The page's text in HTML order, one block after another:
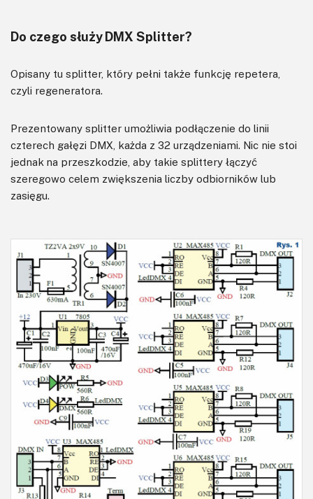
Do czego służy DMX Splitter?
Opisany tu splitter, który pełni także funkcję repetera,
czyli regeneratora.
Prezentowany splitter umożliwia podłączenie do linii
czterech gałęzi DMX, każda z 32 urządzeniami. Nic nie stoi
jednak na przeszkodzie, aby takie splittery łączyć
szeregowo celem zwiększenia liczby odbiorników lub
zasięgu.